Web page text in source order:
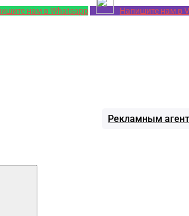
нам в Whatsapp Напишите нам в
Рекламным